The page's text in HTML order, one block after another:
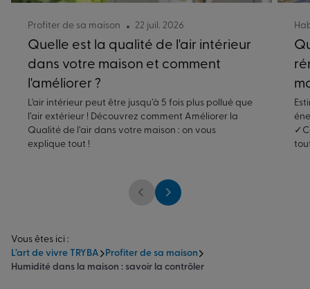
Profiter de sa maison 22 juil. 2026
Quelle est la qualité de l'air intérieur
dans votre maison et comment
l'améliorer ?
L'air intérieur peut être jusqu’à 5 fois plus pollué que
l’air extérieur ! Découvrez comment Améliorer la
Qualité de l’air dans votre maison : on vous
explique tout !
Vous êtes ici :
L’art de vivre TRYBA
Profiter de sa maison
Humidité dans la maison : savoir la contrôler